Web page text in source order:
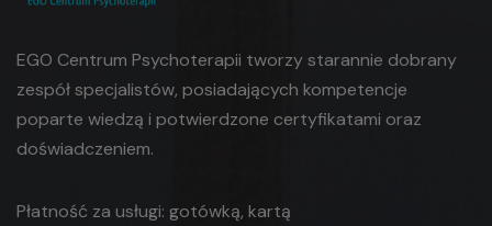
EGO Centrum Psychoterapii tworzy starannie dobrany
zespół specjalistów, posiadających kompetencje
poparte wiedzą i potwierdzone certyfikatami oraz
doświadczeniem.
Płatność za usługi: gotówką, kartą